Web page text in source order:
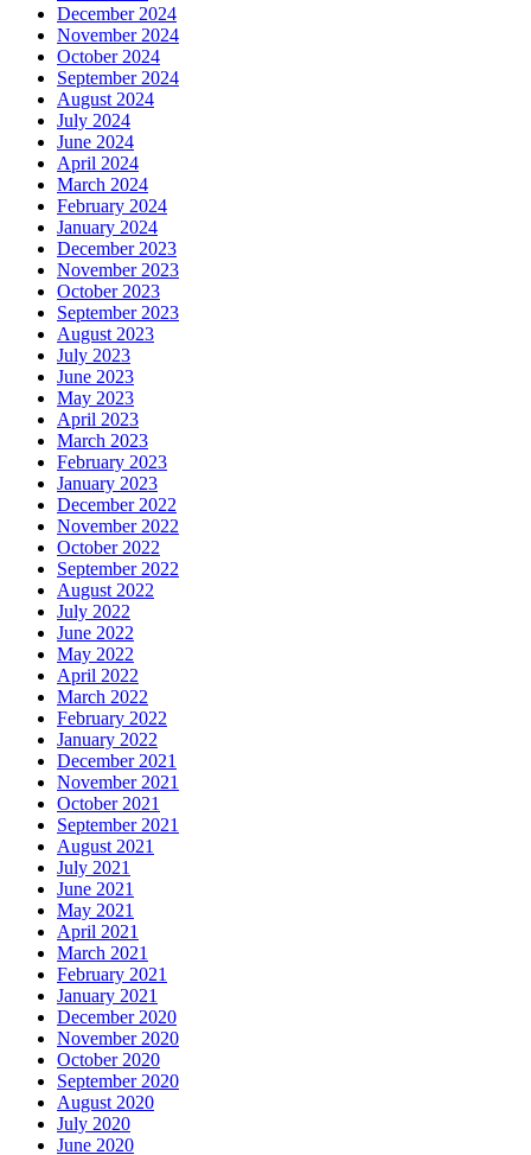
December 2024
November 2024
October 2024
September 2024
August 2024
July 2024
June 2024
April 2024
March 2024
February 2024
January 2024
December 2023
November 2023
October 2023
September 2023
August 2023
July 2023
June 2023
May 2023
April 2023
March 2023
February 2023
January 2023
December 2022
November 2022
October 2022
September 2022
August 2022
July 2022
June 2022
May 2022
April 2022
March 2022
February 2022
January 2022
December 2021
November 2021
October 2021
September 2021
August 2021
July 2021
June 2021
May 2021
April 2021
March 2021
February 2021
January 2021
December 2020
November 2020
October 2020
September 2020
August 2020
July 2020
June 2020